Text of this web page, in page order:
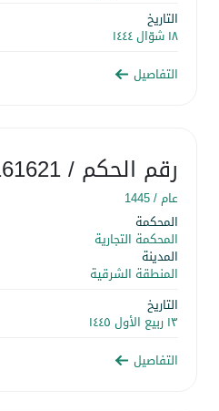
التاريخ
١٨ شوّال ١٤٤٤
التفاصيل
رقم الحكم/ 4471161621
عام /1445
المحكمة
المحكمة التجارية
المدينة
المنطقة الشرقية
التاريخ
١٣ ربيع الأول ١٤٤٥
التفاصيل